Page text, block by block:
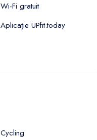
Wi-Fi gratuit
Aplicație UPfit.today
Cycling